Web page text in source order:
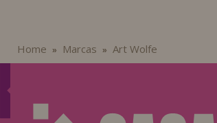
Home » Marcas » Art Wolfe